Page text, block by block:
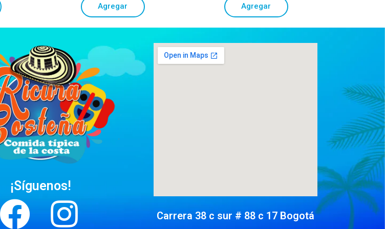
Agregar Agregar
¡Síguenos!
Carrera 38 c sur # 88 c 17 Bogotá